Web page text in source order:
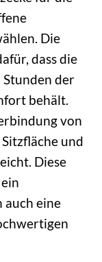
Die
dass die
der
behält.
von
und
Diese
auch eine